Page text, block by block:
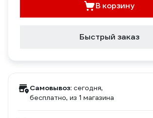
В корзину
Быстрый заказ
Самовывоз: сегодня,
бесплатно, из 1 магазина